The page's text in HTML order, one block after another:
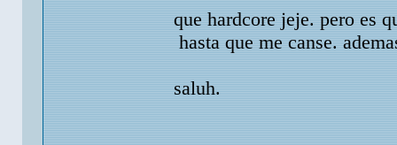
que hardcore jeje. pero es
hasta que me canse.
saluh.